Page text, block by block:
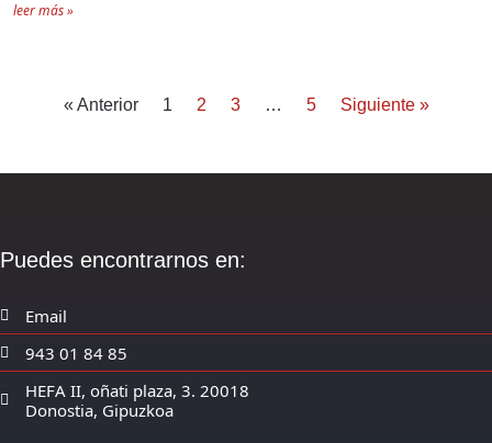
leer más »
« Anterior 1 2 3 … 5 Siguiente »
Puedes encontrarnos en:
Email
943 01 84 85
HEFA II, oñati plaza, 3. 20018
Donostia, Gipuzkoa